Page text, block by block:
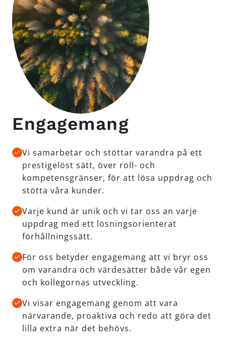
Engagemang
Vi samarbetar och stöttar varandra på ett
prestigelöst sätt, över roll- och
kompetensgränser, för att lösa uppdrag och
stötta våra kunder.
Varje kund är unik och vi tar oss an varje
uppdrag med ett lösningsorienterat
förhållningssätt.
För oss betyder engagemang att vi bryr oss
om varandra och värdesätter både vår egen
och kollegornas utveckling.
Vi visar engagemang genom att vara
närvarande, proaktiva och redo att göra det
lilla extra när det behövs.